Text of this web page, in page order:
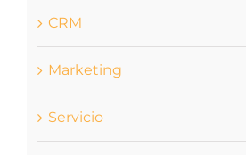
CRM
Marketing
Servicio